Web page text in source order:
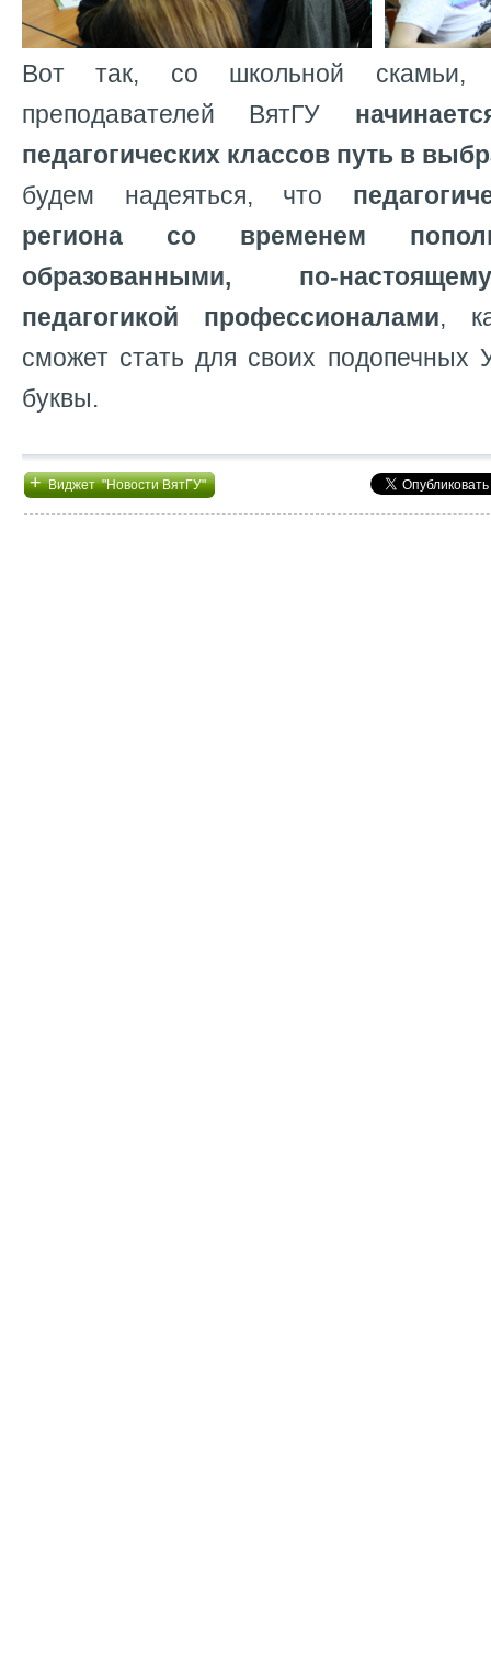
Вот так, со школьной скамьи,
преподавателей ВятГУ
педагогических классов путь в
будем надеяться, что
региона со временем
образованными, по-
педагогикой профессионалами,
сможет стать для своих подопечных
буквы.
+Виджет "Новости ВятГУ"